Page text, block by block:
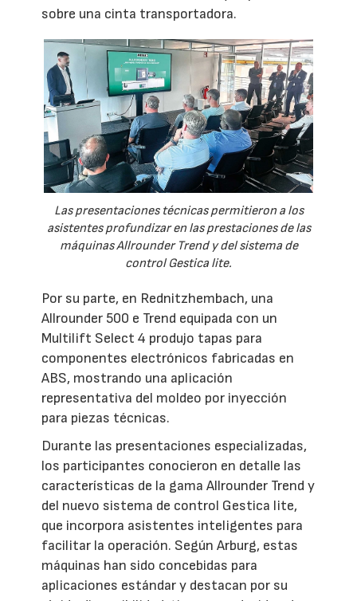
sobre una cinta transportadora.
Las presentaciones técnicas permitieron a los
asistentes profundizar en las prestaciones de las
máquinas Allrounder Trend y del sistema de
control Gestica lite.
Por su parte, en Rednitzhembach, una
Allrounder 500 e Trend equipada con un
Multilift Select 4 produjo tapas para
componentes electrónicos fabricadas en
ABS, mostrando una aplicación
representativa del moldeo por inyección
para piezas técnicas.
Durante las presentaciones especializadas,
los participantes conocieron en detalle las
características de la gama Allrounder Trend y
del nuevo sistema de control Gestica lite,
que incorpora asistentes inteligentes para
facilitar la operación. Según Arburg, estas
máquinas han sido concebidas para
aplicaciones estándar y destacan por su